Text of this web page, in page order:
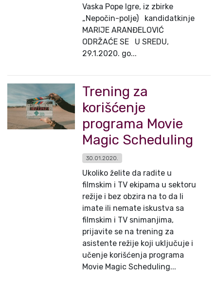
Vaska Pope Igre, iz zbirke
„Nepočin-polje) kandidatkinje
MARIJE ARANĐELOVIĆ
ODRŽAĆE SE U SREDU,
29.1.2020. go...
Trening za
korišćenje
programa Movie
Magic Scheduling
30.01.2020.
Ukoliko želite da radite u
filmskim i TV ekipama u sektoru
režije i bez obzira na to da li
imate ili nemate iskustva sa
filmskim i TV snimanjima,
prijavite se na trening za
asistente režije koji uključuje i
učenje korišćenja programa
Movie Magic Scheduling...